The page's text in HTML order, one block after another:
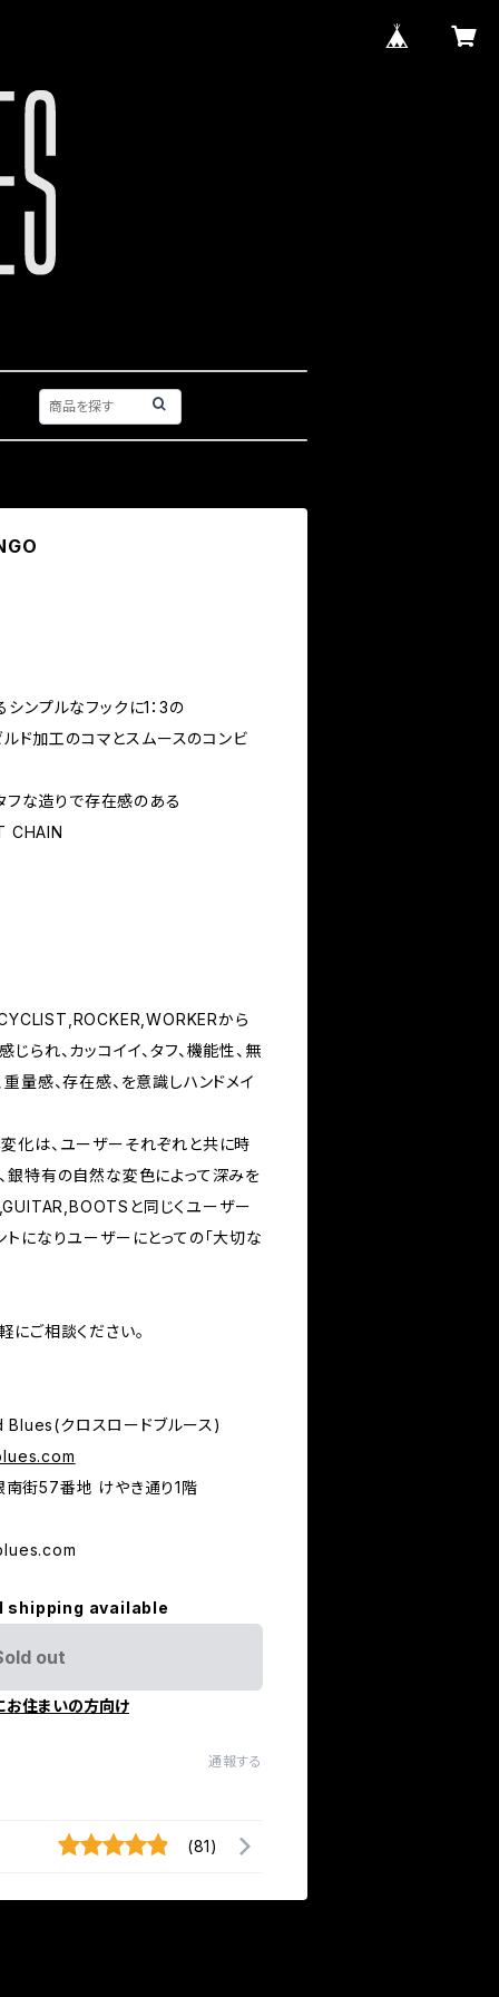
ンプルなフックに1：3の
ド加工のコマとスムースのコンビ
フな造りで存在感のある
CHAIN
から
られ、カッコイイ、タフ、機能性、無
量感、存在感、を意識しハンドメイ
化は、ユーザーそれぞれと共に時
銀特有の自然な変色によって深みを
と同じくユーザー
になりユーザーにとっての「大切な
にご相談ください。
Blues(クロスロードブルース)
街57番地 けやき通り1階
shipping available
out
お住まいの方向け
通報する
(81)